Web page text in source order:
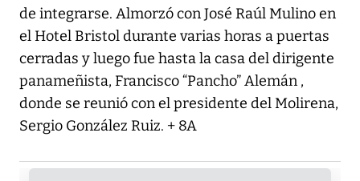
de integrarse. Almorzó con José Raúl Mulino en
el Hotel Bristol durante varias horas a puertas
cerradas y luego fue hasta la casa del dirigente
panameñista, Francisco “Pancho” Alemán ,
donde se reunió con el presidente del Molirena,
Sergio González Ruiz. + 8A